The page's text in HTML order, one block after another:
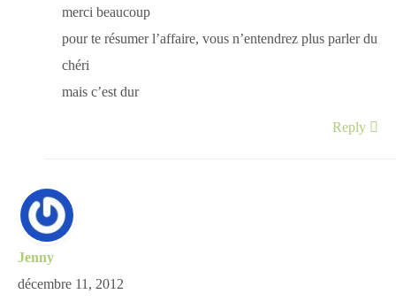
merci beaucoup
pour te résumer l’affaire, vous n’entendrez plus parler du
chéri
mais c’est dur
Reply
Jenny
décembre 11, 2012